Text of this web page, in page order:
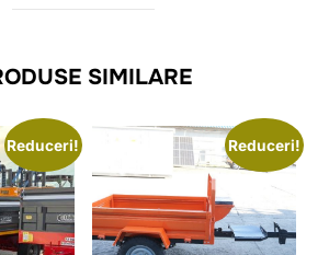
SIMILARE
Reduceri! Reduceri!